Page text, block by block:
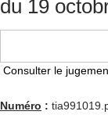
du 19
Consulter le
Numéro :